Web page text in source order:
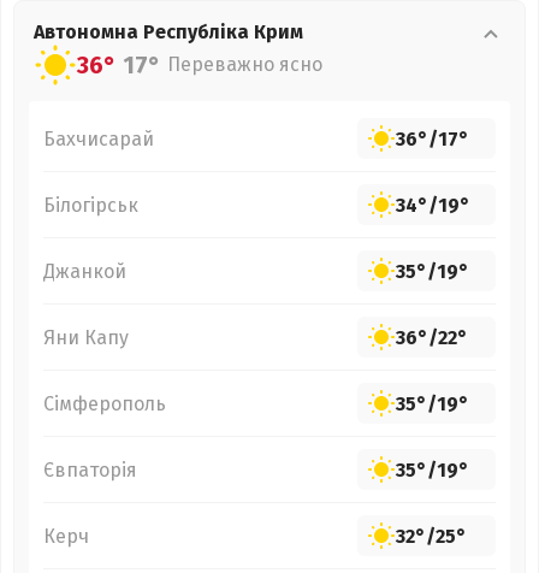
Автономна Республіка Крим
36° 17° Переважно ясно
Бахчисарай 36°/17°
Білогірськ 34°/19°
Джанкой 35°/19°
Яни Капу 36°/22°
Сімферополь 35°/19°
Євпаторія 35°/19°
Керч 32°/25°